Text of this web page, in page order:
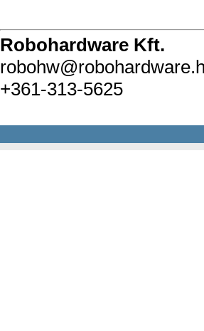
Robohardware Kft.
+361-313-5625